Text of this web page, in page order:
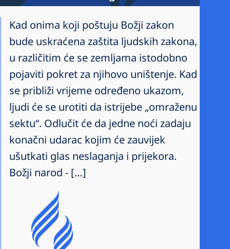
Kad onima koji poštuju Božji zakon
bude uskraćena zaštita ljudskih zakona,
u različitim će se zemljama istodobno
pojaviti pokret za njihovo uništenje. Kad
se približi vrijeme određeno ukazom,
ljudi će se urotiti da istrijebe „omraženu
sektu“. Odlučit će da jedne noći zadaju
konačni udarac kojim će zauvijek
ušutkati glas neslaganja i prijekora.
Božji narod - […]